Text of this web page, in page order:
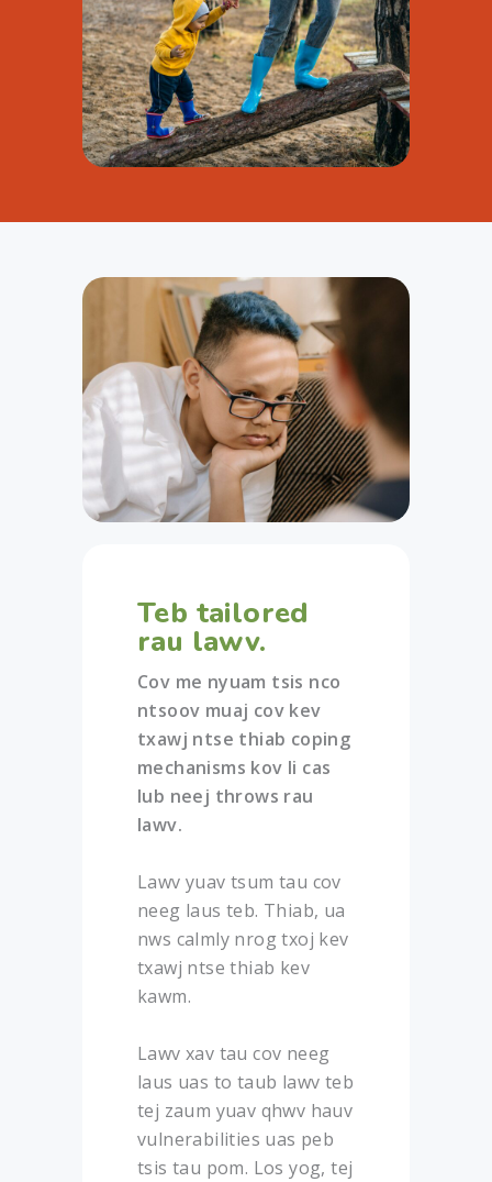
Teb tailored
rau lawv.
Cov me nyuam tsis nco
ntsoov muaj cov kev
txawj ntse thiab coping
mechanisms kov li cas
lub neej throws rau
lawv.
Lawv yuav tsum tau cov
neeg laus teb. Thiab, ua
nws calmly nrog txoj kev
txawj ntse thiab kev
kawm.
Lawv xav tau cov neeg
laus uas to taub lawv teb
tej zaum yuav qhwv hauv
vulnerabilities uas peb
tsis tau pom. Los yog, tej